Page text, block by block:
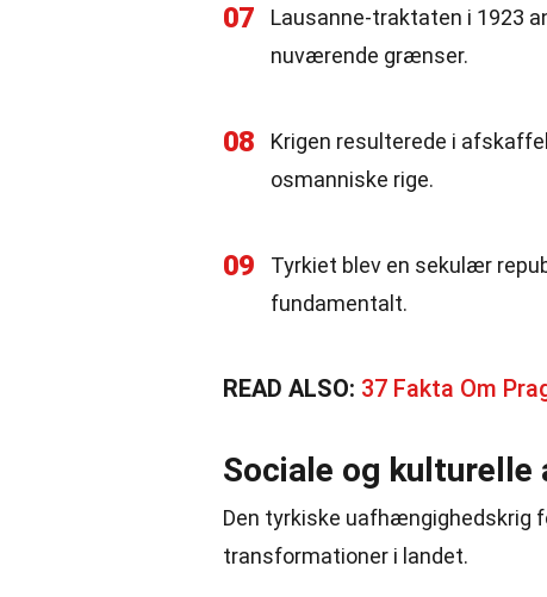
07
Lausanne-traktaten i 1923
nuværende grænser.
08
Krigen resulterede i
osmanniske rige.
09
Tyrkiet blev en sekulær
fundamentalt.
READ ALSO: 37 Fakta Om
Sociale og
Den tyrkiske uafhængighedskrig
transformationer i landet.